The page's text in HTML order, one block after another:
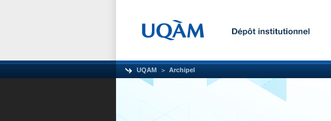
UQAM Archipel